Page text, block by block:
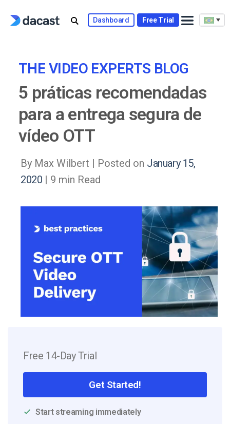
Dashboard Free Trial
THE VIDEO EXPERTS BLOG
5 práticas recomendadas
para a entrega segura de
vídeo OTT
By Max Wilbert | Posted on January 15,
2020 | 9 min Read
Free 14-Day Trial
Get Started!
Start streaming immediately